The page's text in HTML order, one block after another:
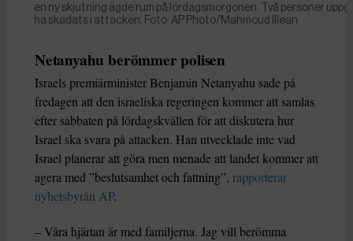
en ny skjutning ägde rum på lördagsmorgonen. Två personer
ha skadats i attacken. Foto: AP Photo/Mahmoud Illean
Netanyahu berömmer polisen
Israels premiärminister Benjamin Netanyahu sade på
fredagen att den israeliska regeringen kommer att samlas
efter sabbaten på lördagskvällen för att diskutera hur
Israel ska svara på attacken. Han utvecklade inte vad
Israel planerar att göra men menade att landet kommer att
agera med ”beslutsamhet och fattning”, rapporterar
nyhetsbyrån AP.
– Våra hjärtan är med familjerna. Jag vill berömma